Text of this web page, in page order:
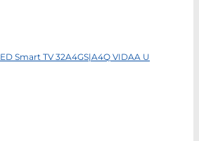
Smart TV 32A4GS|A4Q VIDAA U